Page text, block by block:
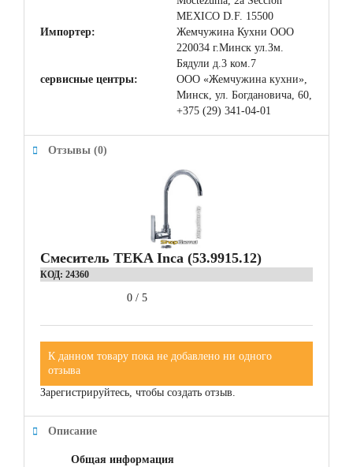
MEXICO D.F. 15500
Импортер:
Жемчужина Кухни ООО
220034 г.Минск ул.Зм.
Бядули д.3 ком.7
сервисные центры:
ООО «Жемчужина кухни»,
Минск, ул. Богдановича, 60,
+375 (29) 341-04-01
Отзывы (0)
Смеситель TEKA Inca (53.9915.12)
КОД: 24360
0 / 5
К данном товару пока не добавлено ни одного
отзыва
Зарегистрируйтесь, чтобы создать отзыв.
Описание
Общая информация